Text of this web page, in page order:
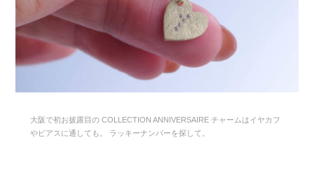
大阪で初お披露目の COLLECTION ANNIVERSAIRE チャームはイヤカフ
やピアスに通しても。 ラッキーナンバーを探して。